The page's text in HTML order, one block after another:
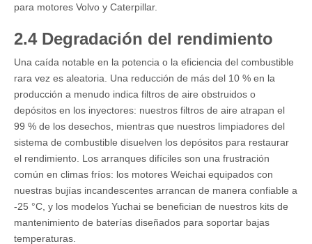
para motores Volvo y Caterpillar.
2.4 Degradación del rendimiento
Una caída notable en la potencia o la eficiencia del combustible
rara vez es aleatoria. Una reducción de más del 10 % en la
producción a menudo indica filtros de aire obstruidos o
depósitos en los inyectores: nuestros filtros de aire atrapan el
99 % de los desechos, mientras que nuestros limpiadores del
sistema de combustible disuelven los depósitos para restaurar
el rendimiento. Los arranques difíciles son una frustración
común en climas fríos: los motores Weichai equipados con
nuestras bujías incandescentes arrancan de manera confiable a
-25 °C, y los modelos Yuchai se benefician de nuestros kits de
mantenimiento de baterías diseñados para soportar bajas
temperaturas.